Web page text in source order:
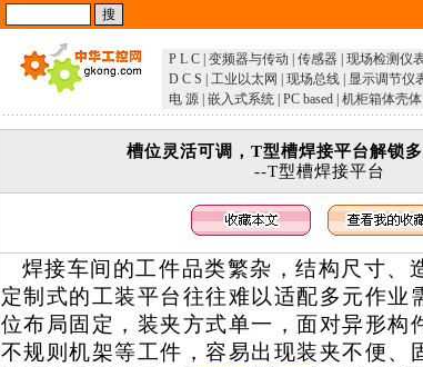
P L C 变频器与传动 传感器 现场检测仪
D C S
工业以太网 现场总线 显示调节仪
电 源 嵌入式系统 PC based 机柜箱体壳体
槽位灵活可调，T型槽焊接平台解锁
--T型槽焊接平台
焊接车间的工件品类繁杂，结构尺寸、
定制式的工装平台往往难以适配多元作业
位布局固定，装夹方式单一，面对异形构
不规则机架等工件，容易出现装夹不便、